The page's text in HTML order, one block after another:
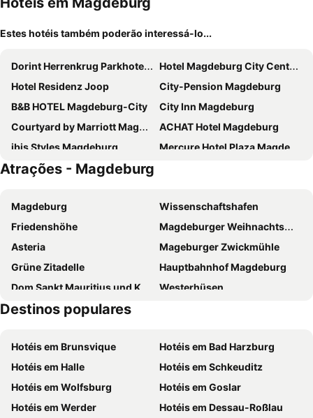
Estes hotéis também poderão interessá-lo...
Dorint Herrenkrug Parkhotel Magdeburg
Hotel Magdeburg City Center by Leonardo Hotels
Hotel Residenz Joop
City-Pension Magdeburg
B&B HOTEL Magdeburg-City
City Inn Magdeburg
Courtyard by Marriott Magdeburg
ACHAT Hotel Magdeburg
ibis Styles Magdeburg
Mercure Hotel Plaza Magdeburg
Cityhotel Magdeburg
REGIOHOTEL Wolmirstedter Hof Wolmirstedt
Atrações - Magdeburg
Magdeburg
Wissenschaftshafen
Friedenshöhe
Magdeburger Weihnachtsmarkt
Asteria
Mageburger Zwickmühle
Grüne Zitadelle
Hauptbahnhof Magdeburg
Dom Sankt Mauritius und Katharinen zu Magdeburg
Westerhüsen
Zur Birke
Industriehafen
Sudenburg
Tiergarten Staßfurt
Nordwest
Destinos populares
Hotéis em Brunsvique
Hotéis em Bad Harzburg
Hotéis em Halle
Hotéis em Schkeuditz
Hotéis em Wolfsburg
Hotéis em Goslar
Hotéis em Werder
Hotéis em Dessau-Roßlau